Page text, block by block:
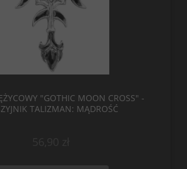
"GOTHIC MOON CROSS" -
TALIZMAN: MĄDROŚĆ